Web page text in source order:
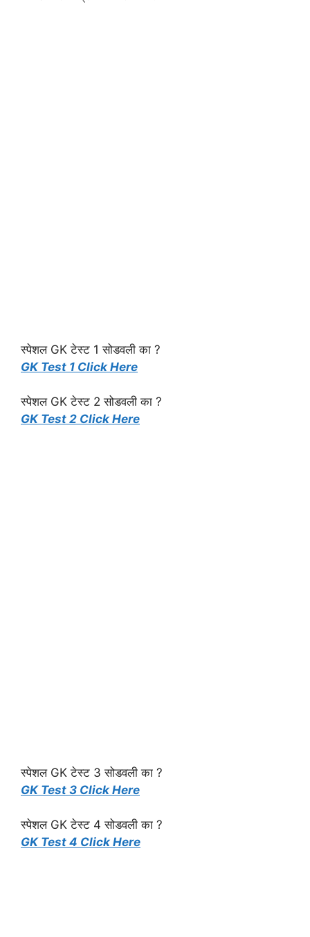
स्पेशल GK टेस्ट 1 सोडवली का ?
GK Test 1 Click Here
स्पेशल GK टेस्ट 2 सोडवली का ?
GK Test 2 Click Here
स्पेशल GK टेस्ट 3 सोडवली का ?
GK Test 3 Click Here
स्पेशल GK टेस्ट 4 सोडवली का ?
GK Test 4 Click Here